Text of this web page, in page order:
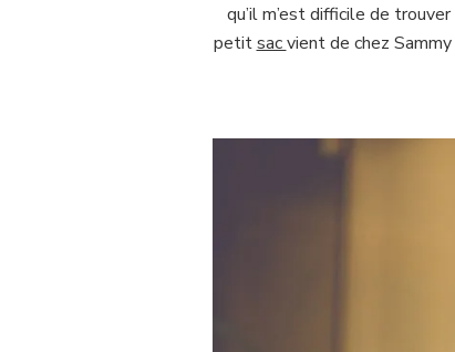
qu’il m’est difficile de
petitsacvient de chez